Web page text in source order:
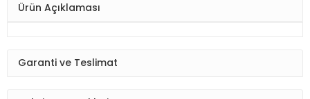
Ürün Açıklaması
Garanti ve Teslimat